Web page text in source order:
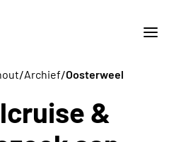
/Archief/Oosterweel
&